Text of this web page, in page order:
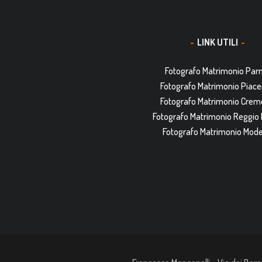
LINK UTILI
Fotografo Matrimonio
Fotografo Matrimonio
Fotografo Matrimonio
Fotografo Matrimonio Reggio
Fotografo Matrimonio